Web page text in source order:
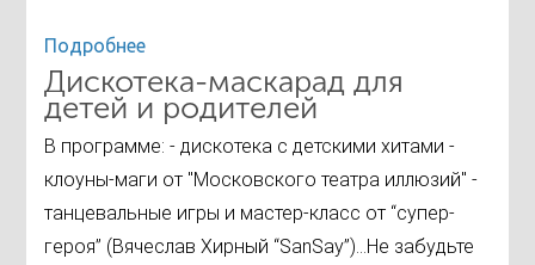
Подробнее
Дискотека-маскарад для
детей и родителей
В программе: - дискотека с детскими хитами -
клоуны-маги от "Московского театра иллюзий" -
танцевальные игры и мастер-класс от “супер-
героя” (Вячеслав Хирный “SanSay”)...Не забудьте